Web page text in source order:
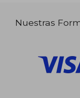
Nuestras